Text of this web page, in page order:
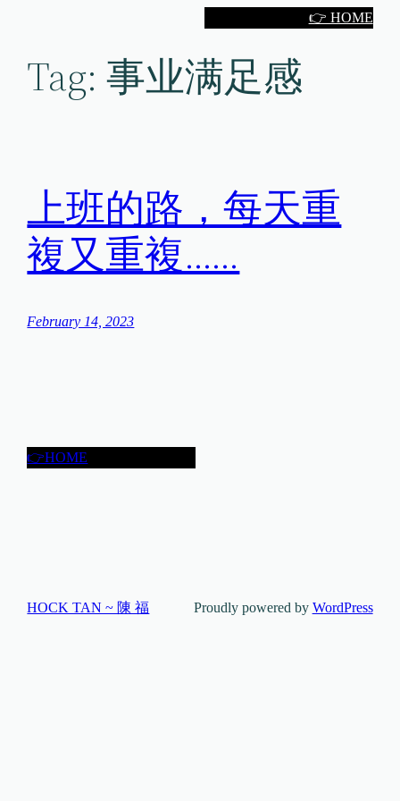
👉 HOME
Tag:事业满足感
上班的路，每天重
複又重複……
February 14, 2023
👉HOME
HOCK TAN ~ 陳 福 Proudly powered by WordPress